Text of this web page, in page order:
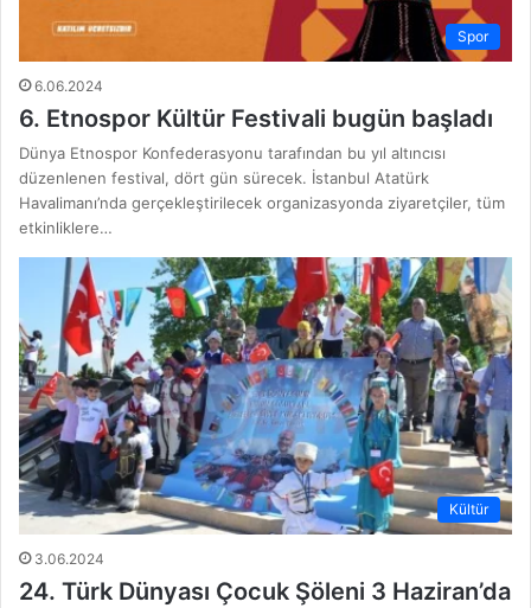
Spor
6.06.2024
6. Etnospor Kültür Festivali bugün başladı
Dünya Etnospor Konfederasyonu tarafından bu yıl altıncısı
düzenlenen festival, dört gün sürecek. İstanbul Atatürk
Havalimanı’nda gerçekleştirilecek organizasyonda ziyaretçiler, tüm
etkinliklere…
Kültür
3.06.2024
24. Türk Dünyası Çocuk Şöleni 3 Haziran’da